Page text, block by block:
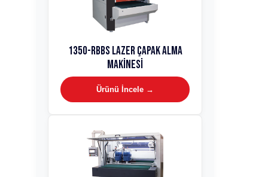
1350-RBBS Lazer Çapak Alma
Makinesi
Ürünü İncele →